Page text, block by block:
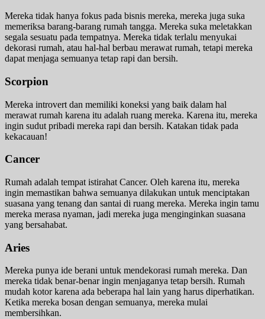
Mereka tidak hanya fokus pada bisnis mereka, mereka juga suka
memeriksa barang-barang rumah tangga. Mereka suka meletakkan
segala sesuatu pada tempatnya. Mereka tidak terlalu menyukai
dekorasi rumah, atau hal-hal berbau merawat rumah, tetapi mereka
dapat menjaga semuanya tetap rapi dan bersih.
Scorpion
Mereka introvert dan memiliki koneksi yang baik dalam hal
merawat rumah karena itu adalah ruang mereka. Karena itu, mereka
ingin sudut pribadi mereka rapi dan bersih. Katakan tidak pada
kekacauan!
Cancer
Rumah adalah tempat istirahat Cancer. Oleh karena itu, mereka
ingin memastikan bahwa semuanya dilakukan untuk menciptakan
suasana yang tenang dan santai di ruang mereka. Mereka ingin tamu
mereka merasa nyaman, jadi mereka juga menginginkan suasana
yang bersahabat.
Aries
Mereka punya ide berani untuk mendekorasi rumah mereka. Dan
mereka tidak benar-benar ingin menjaganya tetap bersih. Rumah
mudah kotor karena ada beberapa hal lain yang harus diperhatikan.
Ketika mereka bosan dengan semuanya, mereka mulai
membersihkan.